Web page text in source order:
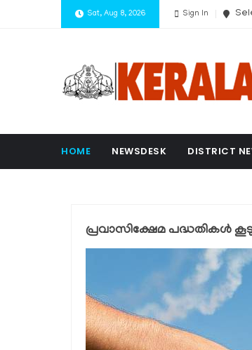
Sat, Aug 8, 2026 Sign In
HOME NEWSDESK DISTRICT
പ്രവാസിക്ഷേമ പദ്ധതികള്‍